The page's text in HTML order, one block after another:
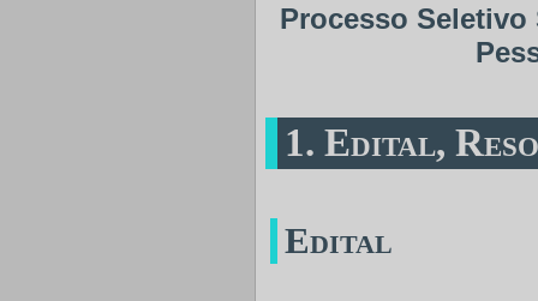
Processo Seletivo
1. Edital,
Edital